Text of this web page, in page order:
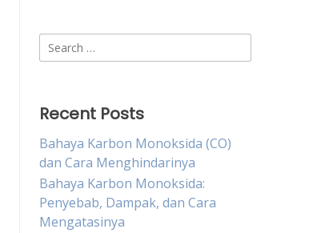
Search
for:
Recent Posts
Bahaya Karbon Monoksida (CO)
dan Cara Menghindarinya
Bahaya Karbon Monoksida:
Penyebab, Dampak, dan Cara
Mengatasinya